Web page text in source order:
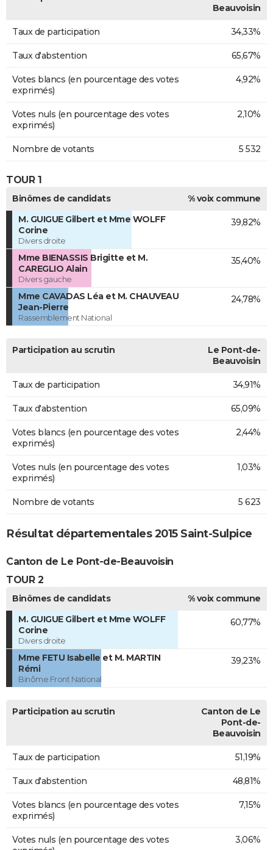
Beauvoisin
Taux de participation 34,33%
Taux d'abstention 65,67%
Votes blancs (en pourcentage des votes
exprimés)
4,92%
Votes nuls (en pourcentage des votes
exprimés)
2,10%
Nombre de votants 5 532
TOUR 1
Binômes de candidats
% voix commune
M. GUIGUE Gilbert et Mme WOLFF
Corine
Divers droite
39,82%
Mme BIENASSIS Brigitte et M.
CAREGLIO Alain
Divers gauche
35,40%
Mme CAVADAS Léa et M. CHAUVEAU
Jean-Pierre
Rassemblement National
24,78%
Participation au scrutin
Le Pont-de-
Beauvoisin
Taux de participation 34,91%
Taux d'abstention 65,09%
Votes blancs (en pourcentage des votes
exprimés)
2,44%
Votes nuls (en pourcentage des votes
exprimés)
1,03%
Nombre de votants 5 623
Résultat départementales 2015 Saint-Sulpice
Canton de Le Pont-de-Beauvoisin
TOUR 2
Binômes de candidats
% voix commune
M. GUIGUE Gilbert et Mme WOLFF
Corine
Divers droite
60,77%
Mme FETU Isabelle et M. MARTIN
Rémi
Binôme Front National
39,23%
Participation au scrutin
Canton de Le
Pont-de-
Beauvoisin
Taux de participation 51,19%
Taux d'abstention 48,81%
Votes blancs (en pourcentage des votes
exprimés)
7,15%
Votes nuls (en pourcentage des votes
3,06%